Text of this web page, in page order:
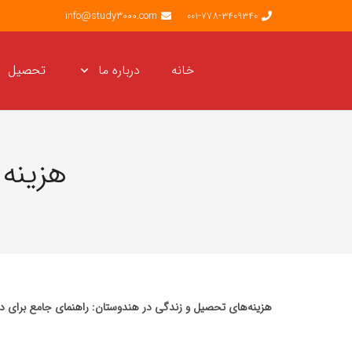
001-778-3409340
info@study3000.com
خانه درباره ما تحصیل
هزینه‌های تحصیل و زندگی در هندوستان: راهنمای جامع برای